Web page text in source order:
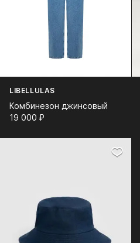
LIBELLULAS
Комбинезон джинсовый
19 000⁠ ⁠₽